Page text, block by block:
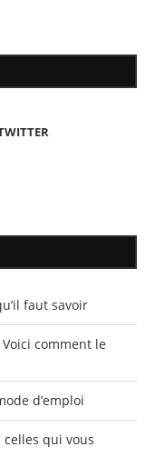
faut savoir
comment le
d’emploi
qui vous